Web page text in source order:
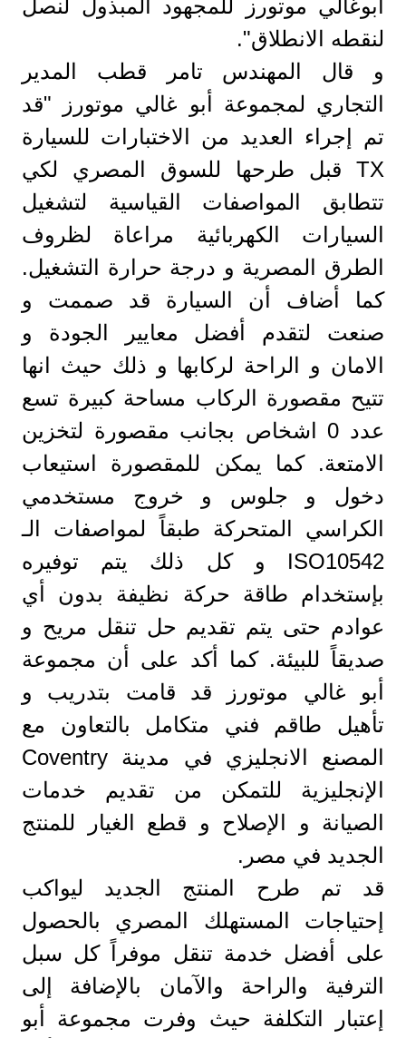
أبوغالي موتورز للمجهود المبذول لنصل
لنقطه الانطلاق".
و قال المهندس تامر قطب المدير
التجاري لمجموعة أبو غالي موتورز "قد
تم إجراء العديد من الاختبارات للسيارة
TX قبل طرحها للسوق المصري لكي
تتطابق المواصفات القياسية لتشغيل
السيارات الكهربائية مراعاة لظروف
الطرق المصرية و درجة حرارة التشغيل.
كما أضاف أن السيارة قد صممت و
صنعت لتقدم أفضل معايير الجودة و
الامان و الراحة لركابها و ذلك حيث انها
تتيح مقصورة الركاب مساحة كبيرة تسع
عدد 0 اشخاص بجانب مقصورة لتخزين
الامتعة. كما يمكن للمقصورة استيعاب
دخول و جلوس و خروج مستخدمي
الكراسي المتحركة طبقاً لمواصفات الـ
ISO10542 و كل ذلك يتم توفيره
بإستخدام طاقة حركة نظيفة بدون أي
عوادم حتى يتم تقديم حل تنقل مريح و
صديقاً للبيئة. كما أكد على أن مجموعة
أبو غالي موتورز قد قامت بتدريب و
تأهيل طاقم فني متكامل بالتعاون مع
المصنع الانجليزي في مدينة Coventry
الإنجليزية للتمكن من تقديم خدمات
الصيانة و الإصلاح و قطع الغيار للمنتج
الجديد في مصر.
قد تم طرح المنتج الجديد ليواكب
إحتياجات المستهلك المصري بالحصول
على أفضل خدمة تنقل موفراً كل سبل
الترفية والراحة والآمان بالإضافة إلى
إعتبار التكلفة حيث وفرت مجموعة أبو